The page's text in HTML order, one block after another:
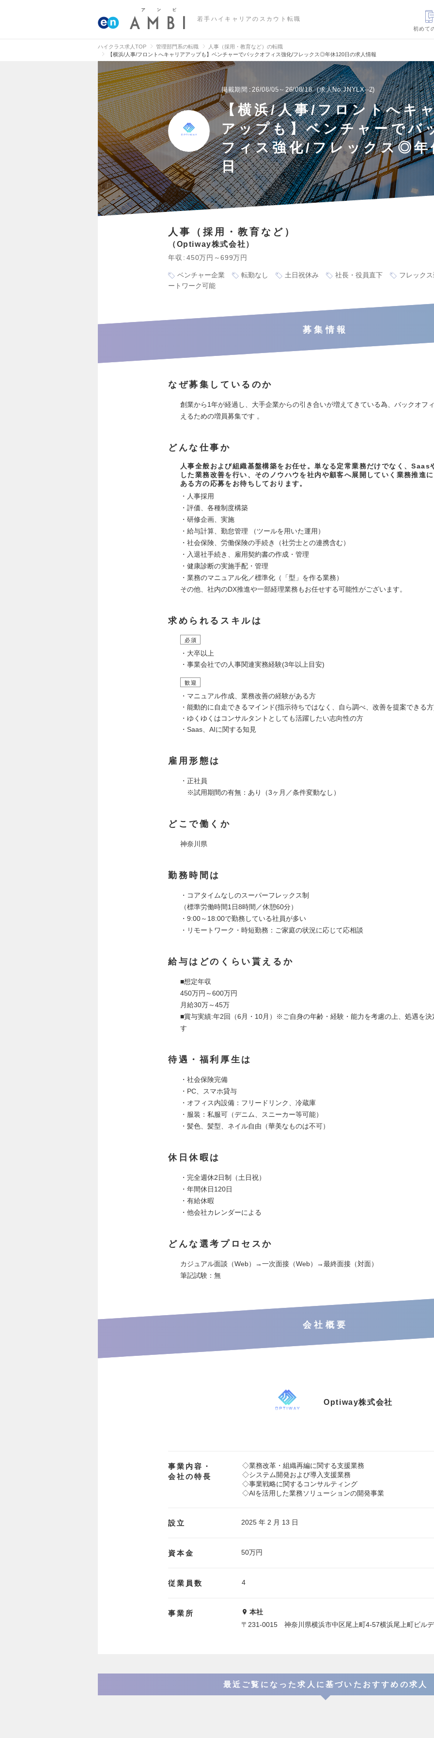
若手ハイキャリアのスカウト転職
初めて
ハイクラス求人TOP 管理部門系の転職
人事（採用・教育など）の転職
【横浜/人事/フロントへキャリアアップも】ベンチャーでバックオフィス強化/フレックス◎年休120日の求人情報
掲載期間 26/08/05～26/08/18 求人No.JNYLX--2
【横浜/人事/フロントへキ
アップも】ベンチャーでバ
フィス強化/フレックス◎
日
人事（採用・教育など）
Optiway株式会社
年収 450万円～699万円
ベンチャー企業 転勤なし 土日祝休み 社長・役員直下
フレック
ートワーク可能
募集情報
なぜ募集しているのか
創業から1年が経過し、大手企業からの引き合いが増えてきている為、バックオフ
えるための増員募集です 。
どんな仕事か
人事全般および組織基盤構築をお任せ。単なる定常業務だけでなく、Saas
した業務改善を行い、そのノウハウを社内や顧客へ展開していく業務推進
ある方の応募をお待ちしております。
・人事採用
・評価、各種制度構築
・研修企画、実施
・給与計算、勤怠管理 （ツールを用いた運用）
・社会保険、労働保険の手続き（社労士との連携含む）
・入退社手続き、雇用契約書の作成・管理
・健康診断の実施手配・管理
・業務のマニュアル化／標準化（「型」を作る業務）
その他、社内のDX推進や一部経理業務もお任せする可能性がございます。
求められるスキルは
必須
・大卒以上
・事業会社での人事関連実務経験(3年以上目安)
歓迎
・マニュアル作成、業務改善の経験がある方
・能動的に自走できるマインド(指示待ちではなく、自ら調べ、改善を提案できる
・ゆくゆくはコンサルタントとしても活躍したい志向性の方
・Saas、AIに関する知見
雇用形態は
・正社員
※試用期間の有無：あり（3ヶ月／条件変動なし）
どこで働くか
神奈川県
勤務時間は
・コアタイムなしのスーパーフレックス制
（標準労働時間1日8時間／休憩60分）
・9:00～18:00で勤務している社員が多い
・リモートワーク・時短勤務：ご家庭の状況に応じて応相談
給与はどのくらい貰えるか
■想定年収
450万円～600万円
月給30万～45万
■賞与実績:年2回（6月・10月）※ご自身の年齢・経験・能力を考慮の上、処遇を決
す
待遇・福利厚生は
・社会保険完備
・PC、スマホ貸与
・オフィス内設備：フリードリンク、冷蔵庫
・服装：私服可（デニム、スニーカー等可能）
・髪色、髪型、ネイル自由（華美なものは不可）
休日休暇は
・完全週休2日制（土日祝）
・年間休日120日
・有給休暇
・他会社カレンダーによる
どんな選考プロセスか
カジュアル面談（Web）→一次面接（Web）→最終面接（対面）
筆記試験：無
会社概要
Optiway株式会社
事業内容・
会社の特長
◇業務改革・組織再編に関する支援業務
◇システム開発および導入支援業務
◇事業戦略に関するコンサルティング
◇AIを活用した業務ソリューションの開発事業
設立 2025 年 2 月 13 日
資本金 50万円
従業員数 4
事業所
本社
〒231-0015 神奈川県横浜市中区尾上町4-57横浜尾上町ビル
最近ご覧になった求人に基づいたおすすめの求人